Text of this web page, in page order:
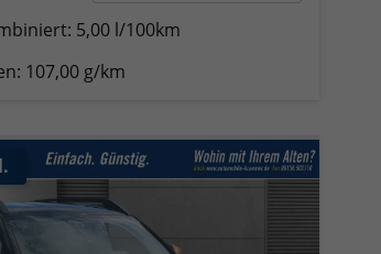
5,00 l/100km
107,00 g/km